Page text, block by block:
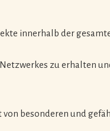
innerhalb der
zu erhalten
besonderen und